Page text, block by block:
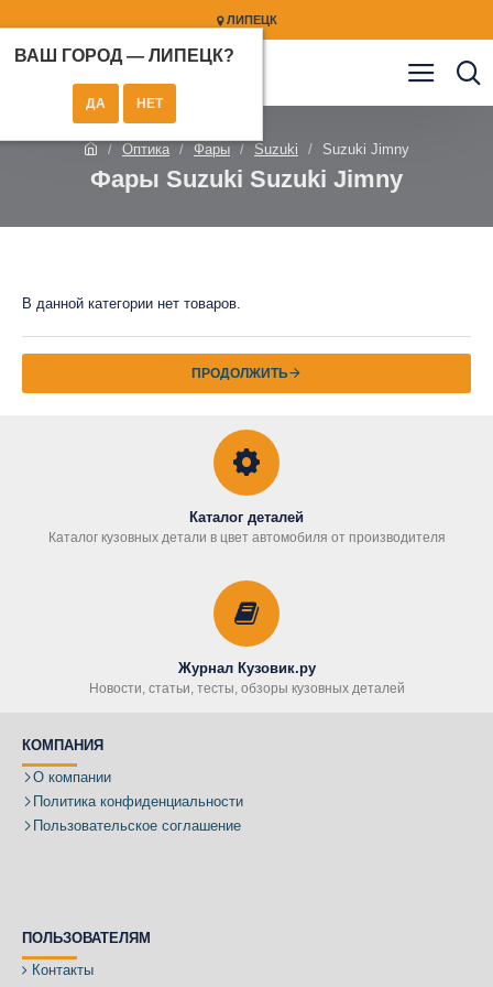
ЛИПЕЦК
ВАШ ГОРОД — ЛИПЕЦК?
Оптика Фары Suzuki Suzuki Jimny
Фары Suzuki Suzuki Jimny
В данной категории нет товаров.
ПРОДОЛЖИТЬ
Каталог деталей
Каталог кузовных детали в цвет автомобиля от производителя
Журнал Кузовик.ру
Новости, статьи, тесты, обзоры кузовных деталей
КОМПАНИЯ
О компании
Политика конфиденциальности
Пользовательское соглашение
ПОЛЬЗОВАТЕЛЯМ
Контакты